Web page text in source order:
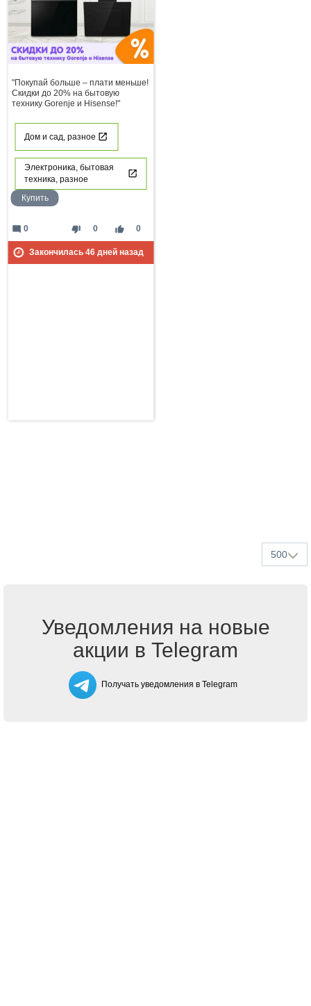
"Покупай больше – плати меньше!
Скидки до 20% на бытовую
технику Gorenje и Hisense!"
Дом и сад, разное
Электроника, бытовая
техника, разное
Купить
thumb_down 0 thumb_up 0
mode_comment 0
Закончилась 46дней назад
500
Уведомления на новые
акции в Telegram
Получать уведомления в Telegram